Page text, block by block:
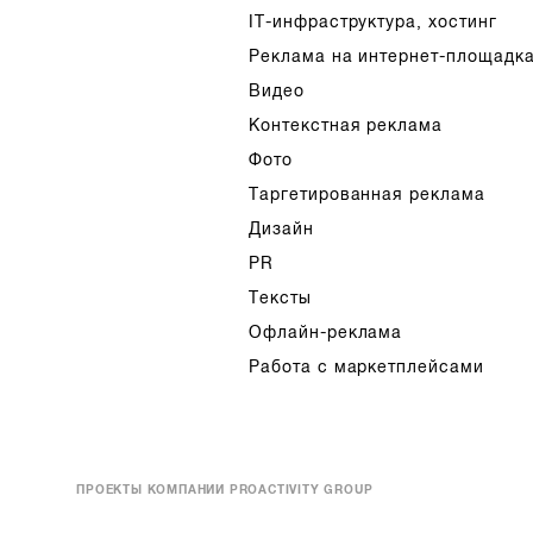
IT-инфраструктура, хостинг
Реклама на интернет-
Видео
Контекстная реклама
Фото
Таргетированная реклама
Дизайн
PR
Тексты
Офлайн-реклама
Работа с маркетплейсами
ПРОЕКТЫ КОМПАНИИ PROACTIVITY GROUP